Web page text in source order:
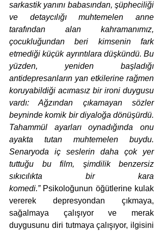
sarkastik yanını babasından, şüpheciliği
ve detaycılığı muhtemelen anne
tarafından alan kahramanımız,
çocukluğundan beri kimsenin fark
etmediği küçük ayrıntılara düşkündü. Bu
yüzden, yeniden başladığı
antidepresanların yan etkilerine rağmen
koruyabildiği acımasız bir ironi duygusu
vardı: Ağzından çıkamayan sözler
beyninde komik bir diyaloğa dönüşürdü.
Tahammül ayarları oynadığında onu
ayakta tutan muhtemelen buydu.
Senaryoda iç seslerin daha çok yer
tuttuğu bu film, şimdilik benzersiz
sıkıcılıkta bir kara
komedi.” Psikoloğunun öğütlerine kulak
vererek depresyondan çıkmaya,
sağalmaya çalışıyor ve merak
duygusunu diri tutmaya çalışıyor, ilgisini